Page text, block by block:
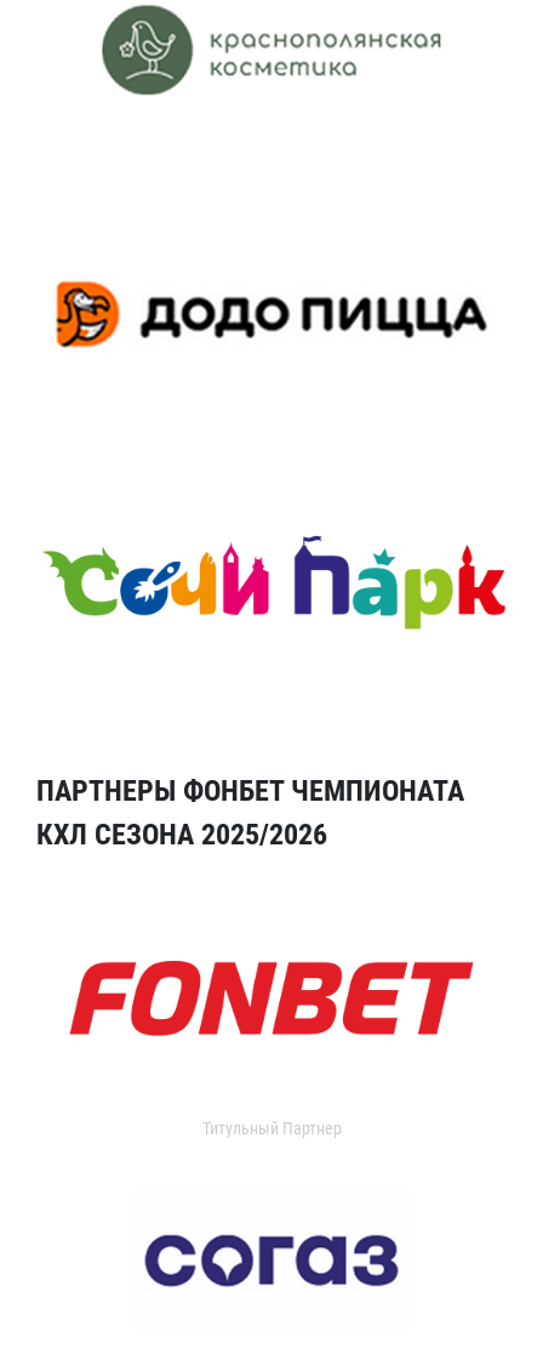
ПАРТНЕРЫ ФОНБЕТ ЧЕМПИОНАТА
КХЛ СЕЗОНА 2025/2026
Титульный Партнер